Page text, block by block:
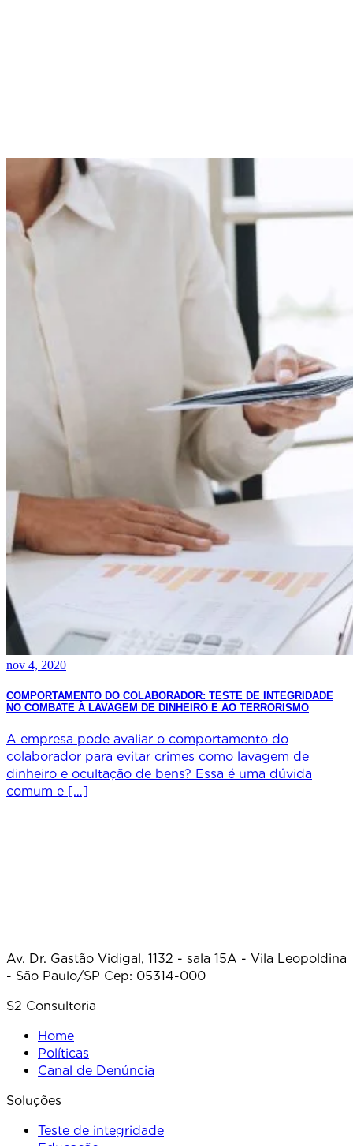
nov 4, 2020
COMPORTAMENTO DO COLABORADOR: TESTE DE INTEGRIDADE
NO COMBATE À LAVAGEM DE DINHEIRO E AO TERRORISMO
A empresa pode avaliar o comportamento do
colaborador para evitar crimes como lavagem de
dinheiro e ocultação de bens? Essa é uma dúvida
comum e […]
Av. Dr. Gastão Vidigal, 1132 - sala 15A - Vila Leopoldina
- São Paulo/SP Cep: 05314-000
S2 Consultoria
Home
Políticas
Canal de Denúncia
Soluções
Teste de integridade